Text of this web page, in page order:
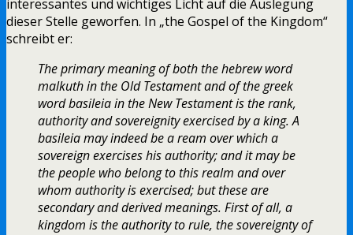
interessantes und wichtiges Licht auf die Auslegung
dieser Stelle geworfen. In „the Gospel of the Kingdom“
schreibt er:
The primary meaning of both the hebrew word
malkuth in the Old Testament and of the greek
word basileia in the New Testament is the rank,
authority and sovereignity exercised by a king. A
basileia may indeed be a ream over which a
sovereign exercises his authority; and it may be
the people who belong to this realm and over
whom authority is exercised; but these are
secondary and derived meanings. First of all, a
kingdom is the authority to rule, the sovereignty of